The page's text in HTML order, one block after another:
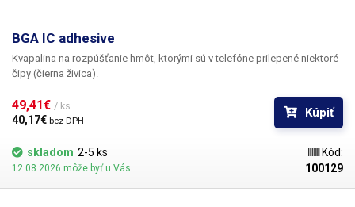
BGA IC adhesive
Kvapalina na rozpúšťanie hmôt, ktorými sú v telefóne prilepené niektoré
49,41€ / ks
40,17€ bez DPH
Kúpiť
skladom 2-5 ks
12.08.2026 môže byť u Vás
Kód:
100129